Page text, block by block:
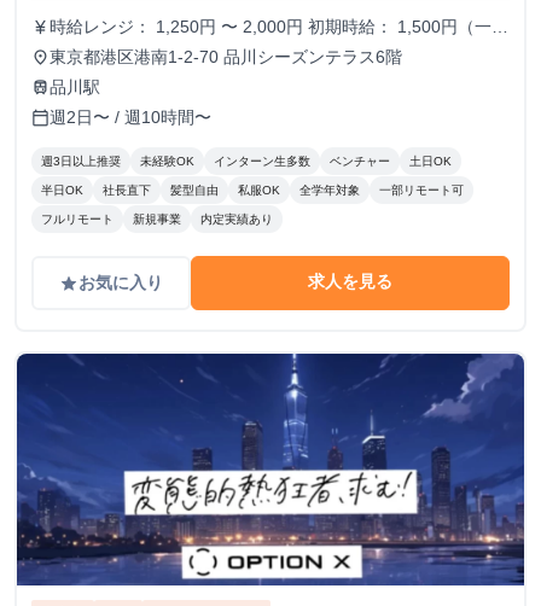
currency_yen 時給レンジ： 1,250円 〜 2,000円 初期時給： 1,500円（一律
スタート） 改定タイミング： 3ヶ月ごとの契約更新時 評価
基準： 以下の4項目を5段階でスコアリングし、時給を決
待を大きく上回り、社員と同等のバリューを発揮。 A評価：
期待通り。安定して高品質な成果を出している。（※現状維
範囲の縮小や、当初想定していたスキルレベルに達していな
い場合に適用します。
place東京都港区港南1-2-70 品川シーズンテラス6階
train品川駅
calendar_today週2日〜 / 週10時間〜
週3日以上推奨 未経験OK インターン生多数 ベンチャー 土日OK
半日OK 社長直下 髪型自由 私服OK 全学年対象 一部リモート可
フルリモート 新規事業 内定実績あり
gradeお気に入り 求人を見る